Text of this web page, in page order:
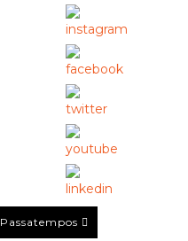
Passatempos